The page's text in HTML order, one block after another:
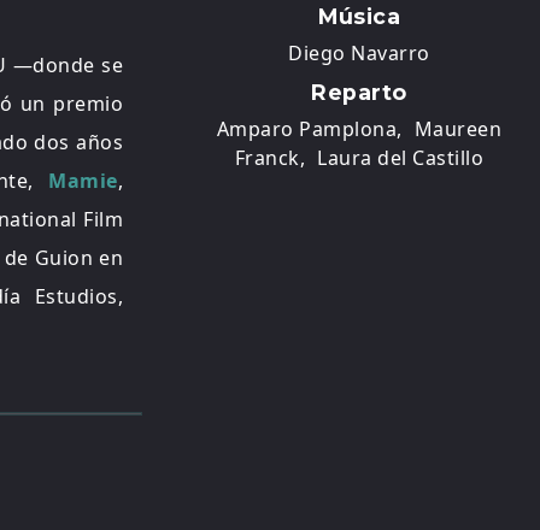
—donde se
un premio
dos años
Mamie,
Film
Guion en
Estudios,
Música
Diego Navarro
Reparto
Amparo Pamplona, Maureen
Franck, Laura del Castillo